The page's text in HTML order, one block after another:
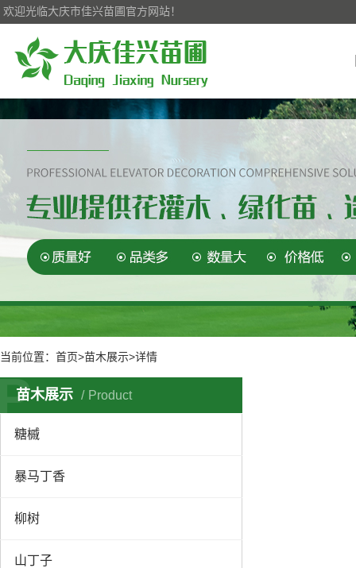
欢迎光临大庆市佳兴苗圃官方网站！
当前位置： 首页>苗木展示>详情
苗木展示 Product
糖槭
暴马丁香
柳树
山丁子